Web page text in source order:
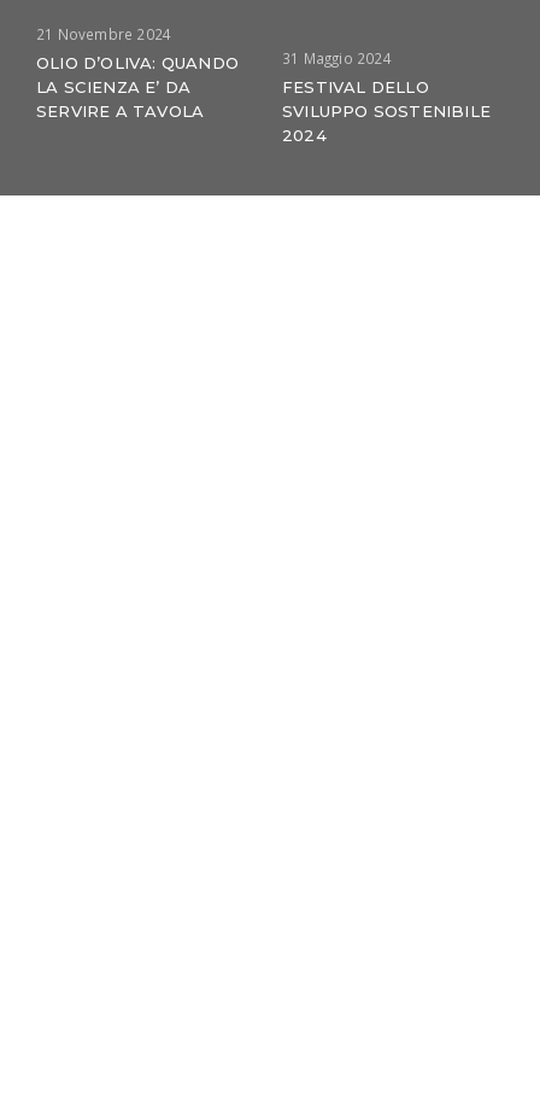
21 Novembre 2024
OLIO D’OLIVA: QUANDO
LA SCIENZA E’ DA
SERVIRE A TAVOLA
31 Maggio 2024
FESTIVAL DELLO
SVILUPPO SOSTENIBILE
2024